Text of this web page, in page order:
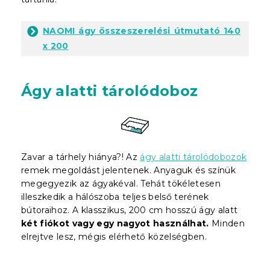
NAOMI ágy összeszerelési útmutató 140
x 200
Ágy alatti tárolódoboz
Zavar a tárhely hiánya?! Az ágy alatti tárolódobozok
remek megoldást jelentenek. Anyaguk és színük
megegyezik az ágyakéval. Tehát tökéletesen
illeszkedik a hálószoba teljes belső terének
bútoraihoz. A klasszikus, 200 cm hosszú ágy alatt
két fiókot vagy egy nagyot használhat. Minden
elrejtve lesz, mégis elérhető közelségben.